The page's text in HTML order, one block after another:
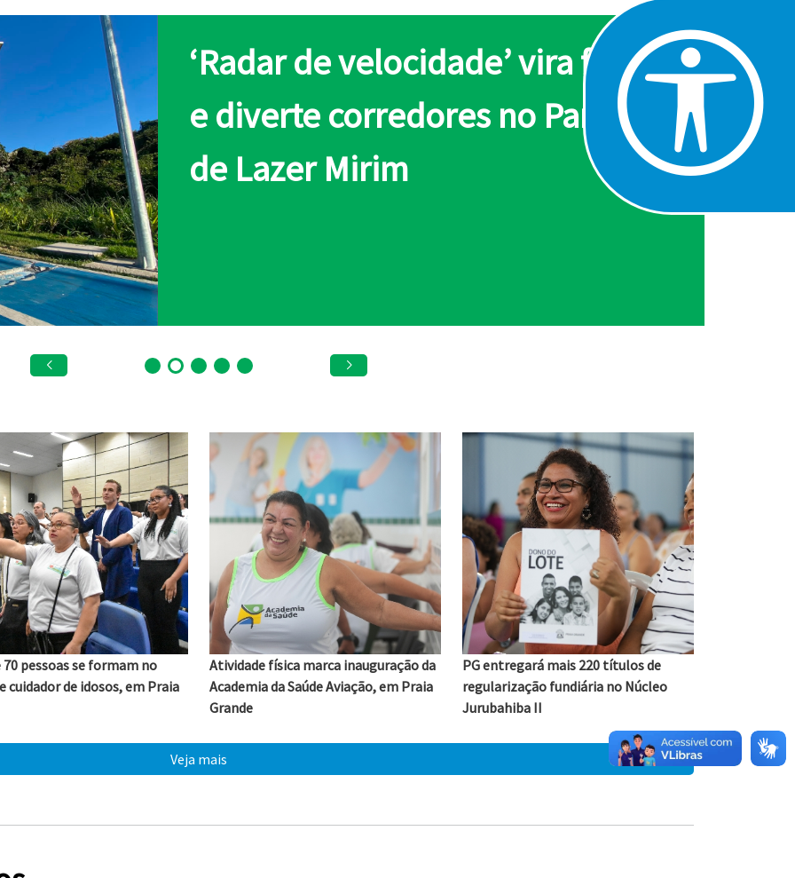
‘Radar de velocidade’ vira febre
e diverte corredores no Parque
de Lazer Mirim
70 pessoas se formam no
cuidador de idosos, em Praia
Atividade física marca inauguração da
Academia da Saúde Aviação, em Praia
Grande
PG entregará mais 220 títulos de
regularização fundiária no Núcleo
Jurubahiba II
Veja mais